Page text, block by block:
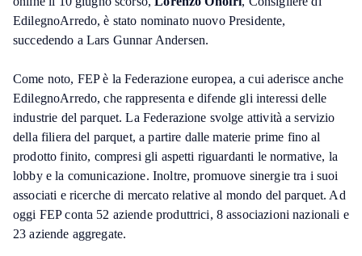
EdilegnoArredo, è stato nominato nuovo Presidente,
succedendo a Lars Gunnar Andersen.
Come noto, FEP è la Federazione europea, a cui aderisce anche
EdilegnoArredo, che rappresenta e difende gli interessi delle
industrie del parquet. La Federazione svolge attività a servizio
della filiera del parquet, a partire dalle materie prime fino al
prodotto finito, compresi gli aspetti riguardanti le normative, la
lobby e la comunicazione. Inoltre, promuove sinergie tra i suoi
associati e ricerche di mercato relative al mondo del parquet. Ad
oggi FEP conta 52 aziende produttrici, 8 associazioni nazionali e
23 aziende aggregate.